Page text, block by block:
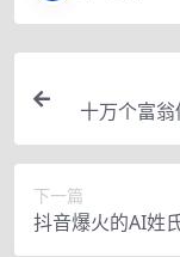
十万个富
下一篇
抖音爆火的AI姓